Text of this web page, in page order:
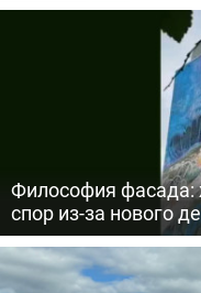
Философия фасада:
спор из-за нового